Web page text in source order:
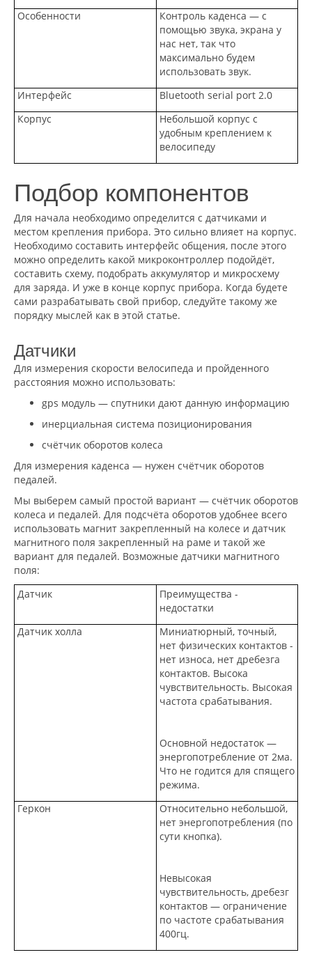
Особенности
Контроль каденса — с
помощью звука, экрана у
нас нет, так что
максимально будем
использовать звук.
Интерфейс
Bluetooth serial port 2.0
Корпус
Небольшой корпус с
удобным креплением к
велосипеду
Подбор компонентов
Для начала необходимо определится с датчиками и
местом крепления прибора. Это сильно влияет на корпус.
Необходимо составить интерфейс общения, после этого
можно определить какой микроконтроллер подойдёт,
составить схему, подобрать аккумулятор и микросхему
для заряда. И уже в конце корпус прибора. Когда будете
сами разрабатывать свой прибор, следуйте такому же
порядку мыслей как в этой статье.
Датчики
Для измерения скорости велосипеда и пройденного
расстояния можно использовать:
gps модуль — спутники дают данную информацию
инерциальная система позиционирования
счётчик оборотов колеса
Для измерения каденса — нужен счётчик оборотов
педалей.
Мы выберем самый простой вариант — счётчик оборотов
колеса и педалей. Для подсчёта оборотов удобнее всего
использовать магнит закрепленный на колесе и датчик
магнитного поля закрепленный на раме и такой же
вариант для педалей. Возможные датчики магнитного
поля:
Датчик
Преимущества -
недостатки
Датчик холла
Миниатюрный, точный,
нет физических контактов -
нет износа, нет дребезга
контактов. Высока
чувствительность. Высокая
частота срабатывания.
Основной недостаток —
энергопотребление от 2ма.
Что не годится для спящего
режима.
Геркон
Относительно небольшой,
нет энергопотребления (по
сути кнопка).
Невысокая
чувствительность, дребезг
контактов — ограничение
по частоте срабатывания
400гц.